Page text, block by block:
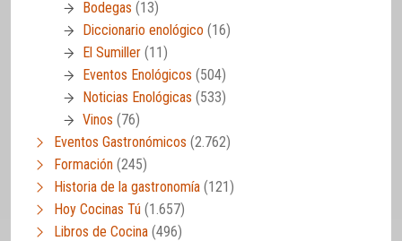
Bodegas (13)
Diccionario enológico (16)
El Sumiller (11)
Eventos Enológicos (504)
Noticias Enológicas (533)
Vinos (76)
Eventos Gastronómicos (2.762)
Formación (245)
Historia de la gastronomía (121)
Hoy Cocinas Tú (1.657)
Libros de Cocina (496)